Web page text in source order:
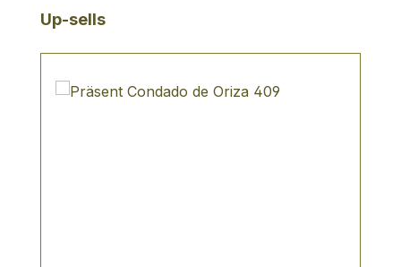
Produktgalerie überspringen
Up-sells